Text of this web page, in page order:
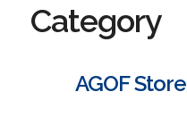
Category
AGOF Store